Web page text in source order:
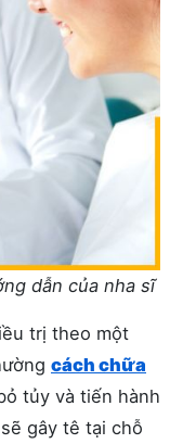
dẫn của nha sĩ
trị theo một
cách chữa
tủy và tiến hành
gây tê tại chỗ